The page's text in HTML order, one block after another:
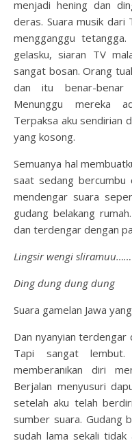
menjadi hening dan
deras. Suara musik dari
mengganggu
gelasku, siaran TV
sangat bosan. Orang
dan itu benar-benar
Menunggu mereka
Terpaksa aku sendirian
yang kosong.
Semuanya hal
saat sedang bercumbu
mendengar suara
gudang belakang
dan terdengar dengan
Lingsir wengi sliramuu……
Ding dung dung dung
Suara gamelan Jawa
Dan nyanyian terdengar
Tapi sangat
memberanikan diri
Berjalan menyusuri
setelah aku telah
sumber suara. Gudang
sudah lama sekali tidak